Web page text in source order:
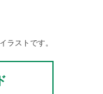
ラストです。